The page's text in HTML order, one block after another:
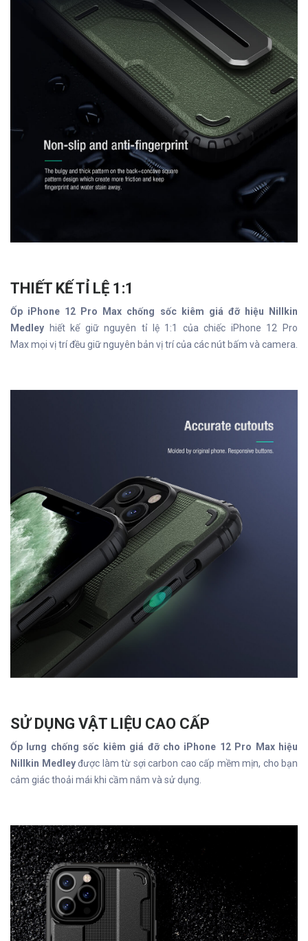
THIẾT KẾ TỈ LỆ 1:1
Ốp iPhone 12 Pro Max chống sốc kiêm giá đỡ hiệu Nillkin
Medley hiết kế giữ nguyên tỉ lệ 1:1 của chiếc iPhone 12 Pro
Max mọi vị trí đều giữ nguyên bản vị trí của các nút bấm và camera.
SỬ DỤNG VẬT LIỆU CAO CẤP
Ốp lưng chống sốc kiêm giá đỡ cho iPhone 12 Pro Max hiệu
Nillkin Medleyđược làm từ sợi carbon cao cấp mềm mịn, cho bạn
cảm giác thoải mái khi cầm nắm và sử dụng.